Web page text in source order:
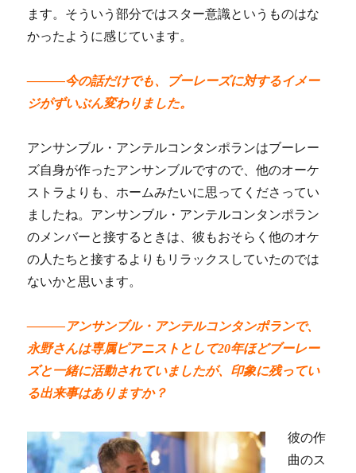
ます。そういう部分ではスター意識というものはな
かったように感じています。
―――今の話だけでも、ブーレーズに対するイメー
ジがずいぶん変わりました。
アンサンブル・アンテルコンタンポランはブーレー
ズ自身が作ったアンサンブルですので、他のオーケ
ストラよりも、ホームみたいに思ってくださってい
ましたね。アンサンブル・アンテルコンタンポラン
のメンバーと接するときは、彼もおそらく他のオケ
の人たちと接するよりもリラックスしていたのでは
ないかと思います。
―――アンサンブル・アンテルコンタンポランで、
永野さんは専属ピアニストとして20年ほどブーレー
ズと一緒に活動されていましたが、印象に残ってい
る出来事はありますか？
彼の作
曲のス